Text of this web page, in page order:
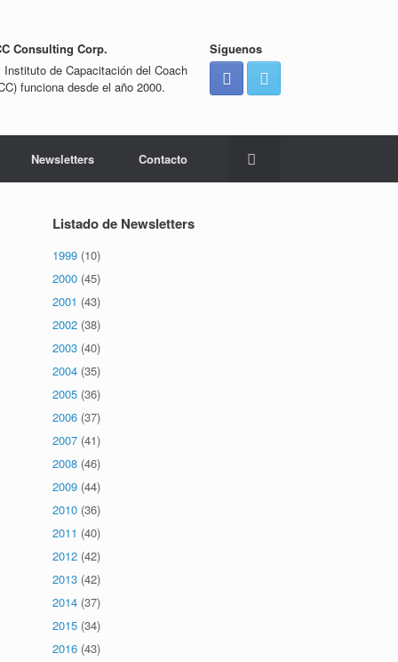
Consulting Corp.
Instituto de Capacitación del Coach
funciona desde el año 2000.
Síguenos
Newsletters Contacto
Listado de Newsletters
1999 (10)
2000 (45)
2001 (43)
2002 (38)
2003 (40)
2004 (35)
2005 (36)
2006 (37)
2007 (41)
2008 (46)
2009 (44)
2010 (36)
2011 (40)
2012 (42)
2013 (42)
2014 (37)
2015 (34)
2016 (43)